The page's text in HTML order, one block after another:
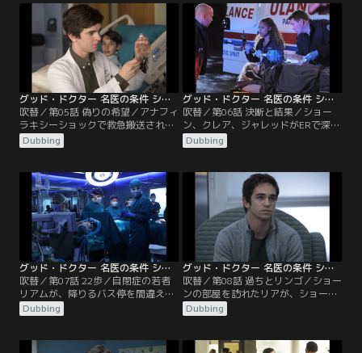
臓は2人が到着したとき、すでに摘
出から3時間が経過していた。濃霧
のためヘリコプターが飛べず、救急
車も出払っており、ショーンとクレ
アはパトカーに乗って聖ボナベント
ゥラ病院を目指す。
を勧める。だが、ショーンとクレア
がリスクの少ない方法を提案しメレ
ンデスは手術を行う。しかし、術中
にバーバラが冠不全を起こし、子宮
を開く前に手術は中止となってしま
う。
グッド・ドクター 名医の条件 シーズン1 第05話／吹替
吹替／第05話 偽りの希望／アナフィ
ラキシーショックで救急搬送された
患者ウィルクスは、腹部に激痛があ
り、CTスキャンで膵臓に病変が見つ
を採取していたとき、ウィルクスは
再びアナフィラキシーショックを起
こしてしまう。一方ショーンは、亡
くなった弟スティーヴにそっくりの
少年エヴァンに遭遇する。
Dubbing
グッド・ドクター 名医の条件 シーズン1 第06話／吹替
吹替／第06話 決断と結果／ショー
ン、クレア、ジャレッドがERで深夜
勤務中、結婚式の送迎バスの横転事
故で、20人以上の負傷者が運び込ま
マルコを担当したショーンは、足を
切断するしかないと判断するが、ク
レアの発案で3Dプリンターを使いチ
タンの大腿骨を作ることに。しか
し、前例がないため、マルコの両親
はリスクを案じて…。
Dubbing
グッド・ドクター 名医の条件 シーズン1 第07話／吹替
吹替／第07話 22歩／自閉症の若者
リアムが、降りるバス停を間違えて
パニックになり、転んで額にけがを
して運び込まれる。ショーンの対応
があったため、検査したところ胆道
Dubbing
グッド・ドクター 名医の条件 シーズン1 第08話／吹替
吹替／第08話 過ちとリンゴ／ショー
ンの部屋を訪れたリアが、ショーン
のリンゴを食べてしまったため、シ
ョーンはスーパーへリンゴを買いに
てしまった上、強盗の指示通り財布
Dubbing